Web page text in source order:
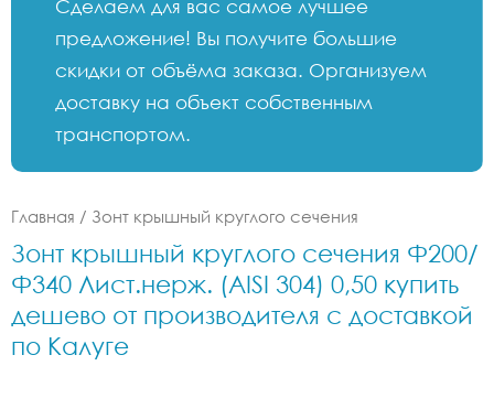
Сделаем для вас самое лучшее
предложение! Вы получите большие
скидки от объёма заказа. Организуем
доставку на объект собственным
транспортом.
Главная / Зонт крышный круглого сечения
Зонт крышный круглого сечения Ф200/
Ф340 Лист.нерж. (AISI 304) 0,50 купить
дешево от производителя с доставкой
по Калуге